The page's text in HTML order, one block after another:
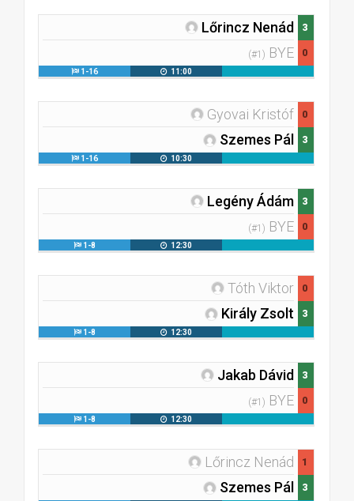
Lőrincz Nenád
(#1) BYE
3
0
1-16 11:00
Gyovai Kristóf
Szemes Pál
0
3
1-16 10:30
Legény Ádám
(#1) BYE
3
0
1-8 12:30
Tóth Viktor
Király Zsolt
0
3
1-8 12:30
Jakab Dávid
(#1) BYE
3
0
1-8 12:30
Lőrincz Nenád
Szemes Pál
1
3